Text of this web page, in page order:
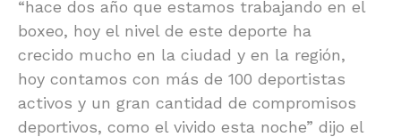
“hace dos año que estamos trabajando en el
boxeo, hoy el nivel de este deporte ha
crecido mucho en la ciudad y en la región,
hoy contamos con más de 100 deportistas
activos y un gran cantidad de compromisos
deportivos, como el vivido esta noche” dijo el